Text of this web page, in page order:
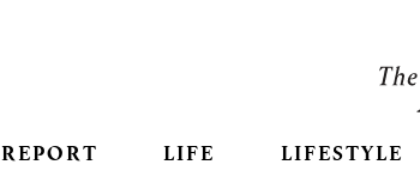
REPORT LIFE LIFESTYLE